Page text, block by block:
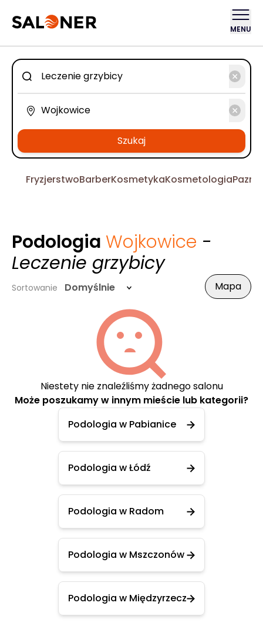
MENU
Szukaj
FryzjerstwoBarberKosmetykaKosmetologia
Podologia Wojkowice -
Leczenie grzybicy
Sortowanie Domyślnie Mapa
Niestety nie znaleźliśmy żadnego salonu
Może poszukamy w innym mieście lub kategorii?
Podologia w Pabianice
Podologia w Łódź
Podologia w Radom
Podologia w Mszczonów
Podologia w Międzyrzecz